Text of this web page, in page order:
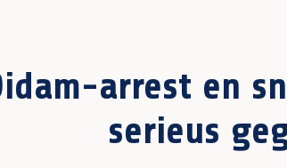
arrest en
serieus